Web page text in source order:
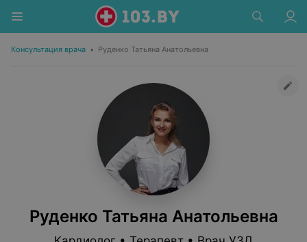
Консультация врача • Руденко Татьяна Анатольевна
Руденко Татьяна Анатольевна